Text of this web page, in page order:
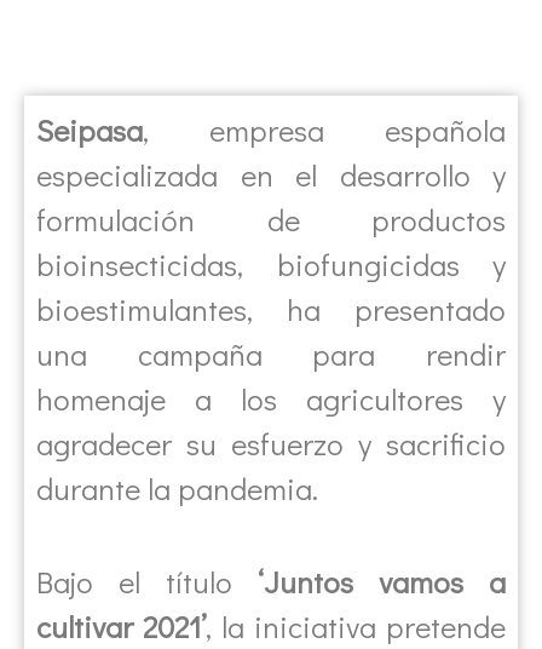
Seipasa, empresa española
especializada en el desarrollo y
formulación de productos
bioinsecticidas, biofungicidas y
bioestimulantes, ha presentado
una campaña para rendir
homenaje a los agricultores y
agradecer su esfuerzo y sacrificio
durante la pandemia.
Bajo el título ‘Juntos vamos a
cultivar 2021’, la iniciativa pretende